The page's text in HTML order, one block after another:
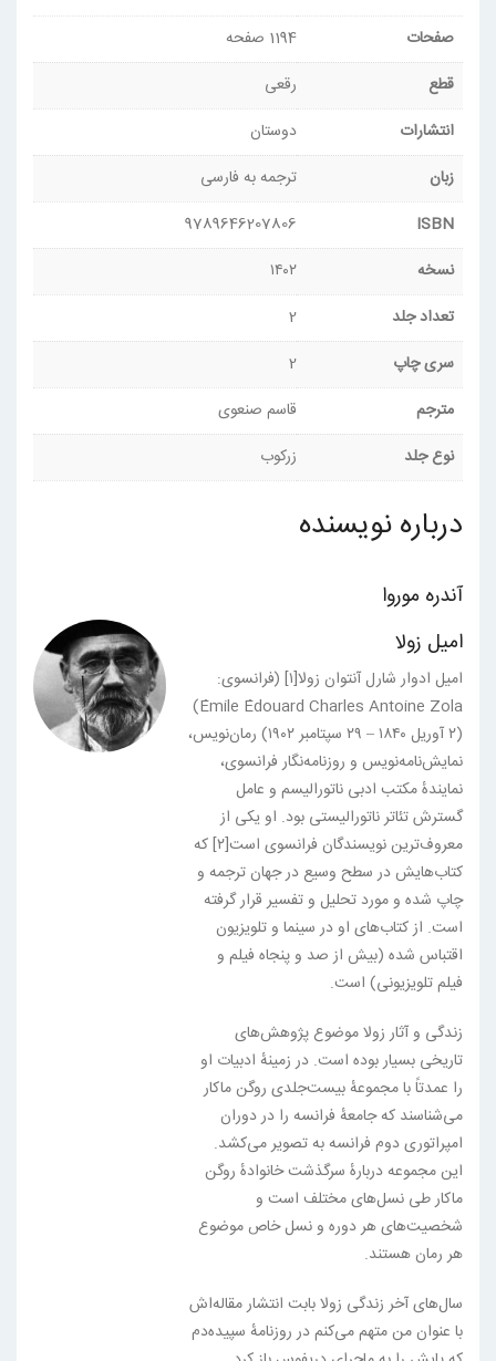
صفحات
1194 صفحه
قطع
رقعی
انتشارات
دوستان
زبان
ترجمه به فارسی
ISBN
9789646207806
نسخه
۱۴۰۲
تعداد جلد
2
سری چاپ
2
مترجم
قاسم صنعوی
نوع جلد
زرکوب
درباره نویسنده
آندره موروا
امیل زولا
امیل ادوار شارل آنتوان زولا[۱] (فرانسوی:
Émile Édouard Charles Antoine Zola‎)
(۲ آوریل ۱۸۴۰ – ۲۹ سپتامبر ۱۹۰۲) رمان‌نویس،
نمایش‌نامه‌نویس و روزنامه‌نگار فرانسوی،
نمایندهٔ مکتب ادبی ناتورالیسم و عامل
گسترش تئاتر ناتورالیستی بود. او یکی از
معروف‌ترین نویسندگان فرانسوی است[۲] که
کتاب‌هایش در سطح وسیع در جهان ترجمه و
چاپ شده و مورد تحلیل و تفسیر قرار گرفته
است. از کتاب‌های او در سینما و تلویزیون
اقتباس شده (بیش از صد و پنجاه فیلم و
فیلم تلویزیونی) است.
زندگی و آثار زولا موضوع پژوهش‌های
تاریخی بسیار بوده است. در زمینهٔ ادبیات او
را عمدتاً با مجموعهٔ بیست‌جلدی روگن ماکار
می‌شناسند که جامعهٔ فرانسه را در دوران
امپراتوری دوم فرانسه به تصویر می‌کشد.
این مجموعه دربارهٔ سرگذشت خانوادهٔ روگن
ماکار طی نسل‌های مختلف است و
شخصیت‌های هر دوره و نسل خاص موضوع
هر رمان هستند.
سال‌های آخر زندگی زولا بابت انتشار مقاله‌اش
با عنوان من متهم می‌کنم در روزنامهٔ سپیده‌دم